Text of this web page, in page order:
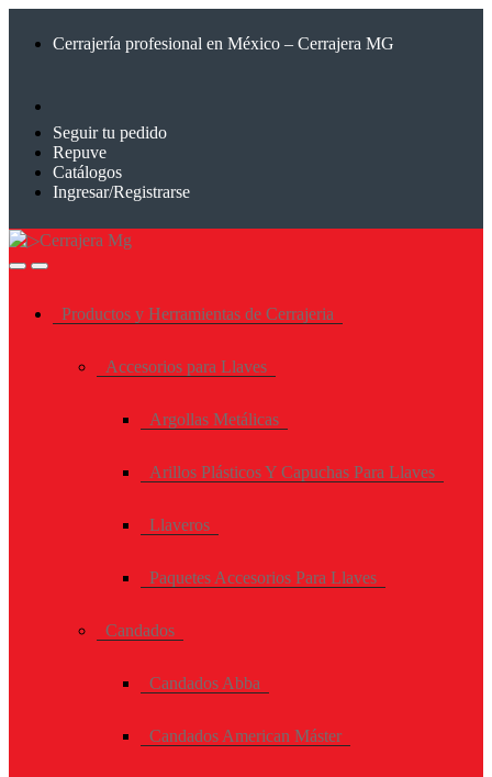
Cerrajería profesional en México – Cerrajera MG
Seguir tu pedido
Repuve
Catálogos
Ingresar/Registrarse
Productos y Herramientas de Cerrajeria
Accesorios para Llaves
Argollas Metálicas
Arillos Plásticos Y Capuchas Para Llaves
Llaveros
Paquetes Accesorios Para Llaves
Candados
Candados Abba
Candados American Máster